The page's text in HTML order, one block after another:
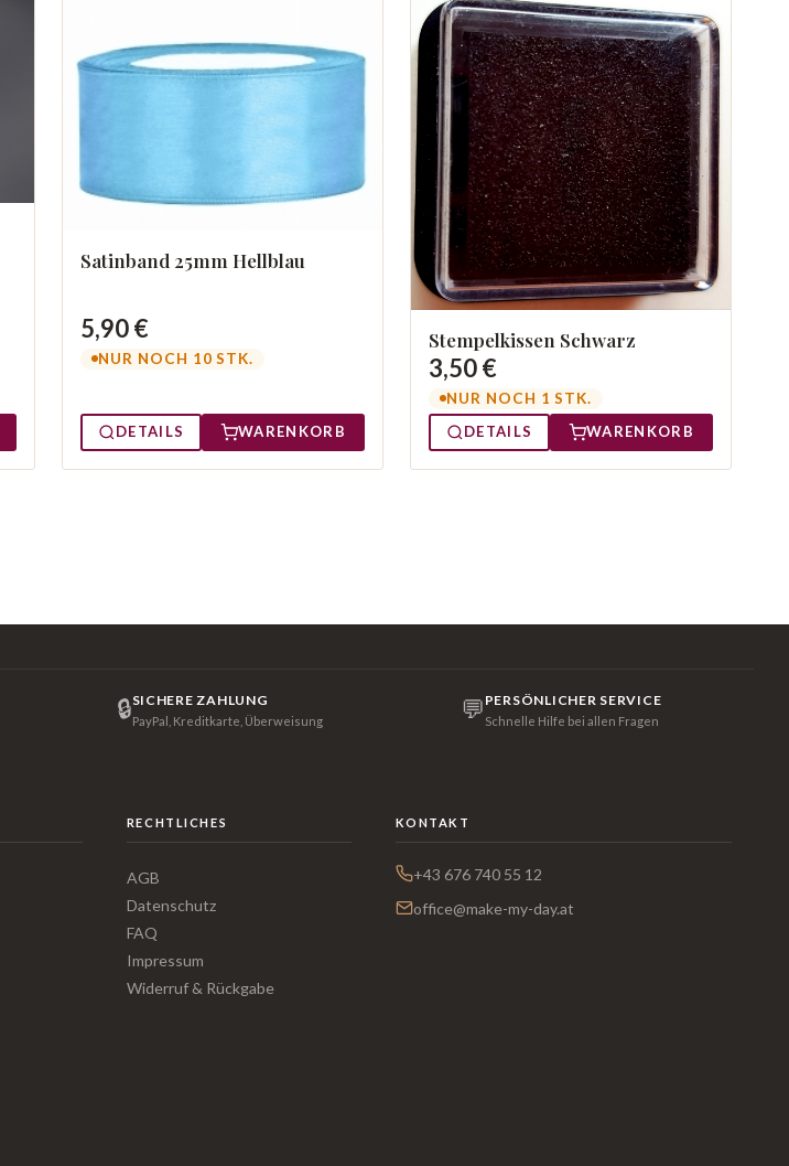
Satinband 25mm Hellblau
5,90 €
NUR NOCH 10 STK.
DETAILS WARENKORB
Stempelkissen Schwarz
3,50 €
NUR NOCH 1 STK.
DETAILS
WARENKORB
🔒SICHERE ZAHLUNG
PayPal, Kreditkarte, Überweisung 💬 PERSÖNLICHER SERVICE
Schnelle Hilfe bei allen Fragen
RECHTLICHES
AGB
Datenschutz
FAQ
Impressum
Widerruf & Rückgabe
KONTAKT
+43 676 740 55 12
office@make-my-day.at